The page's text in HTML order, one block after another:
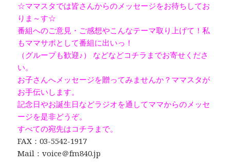
☆ママスタでは皆さんからのメッセージをお待ちしてお
りま～す☆
番組へのご意見・ご感想やこんなテーマ取り上げて！私
もママサポとして番組に出いっ！
（グループも歓迎♪） などなどコチラまでお寄せくださ
い。
お子さんへメッセージを贈ってみませんか？ママスタが
お手伝いします。
記念日やお誕生日などラジオを通してママからのメッセ
ージを是非どうぞ。
すべての宛先はコチラまで。
FAX：03-5542-1917
Mail：voice＠fm840.jp